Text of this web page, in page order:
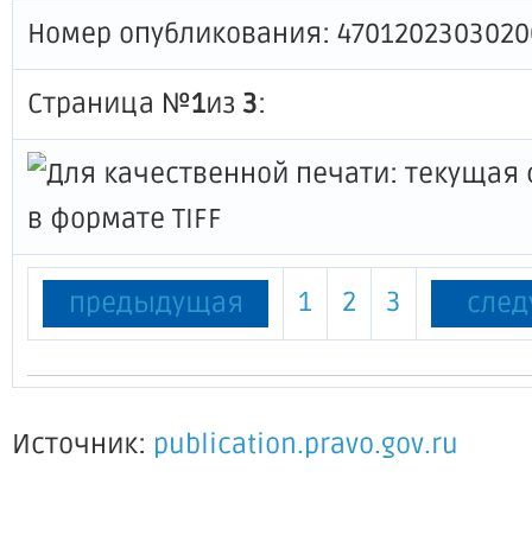
Номер опубликования:
Страница №1из 3:
предыдущая 1 2 3
Источник: publication.pravo.gov.ru